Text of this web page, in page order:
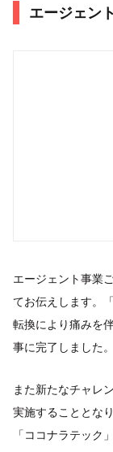
エージェン
エージェント事業
てお伝えします。
転換により痛みを
事に完了しました。
また新たなチャレ
実施することとな
「ココナラテック